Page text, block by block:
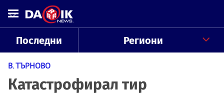
Последни Региони
В. ТЪРНОВО
Катастрофирал тир